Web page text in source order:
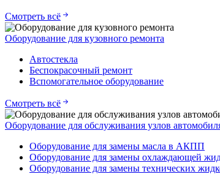
Смотреть всё
Оборудование для кузовного ремонта
Автостекла
Беспокрасочный ремонт
Вспомогательное оборудование
Смотреть всё
Оборудование для обслуживания узлов
Оборудование для замены масла в АКПП
Оборудование для замены охлаждающей
Оборудование для замены технических